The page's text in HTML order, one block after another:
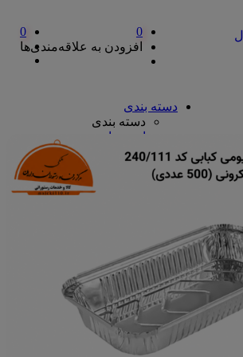
0
افزودن به علاقه‌مندی‌ها
0
دسته بندی
دسته بندی
ادویه‌جات
ادویه‌جات
آویشن
ادویه مخلوط
دارچین
پیازها
پیازها
پوره پیاز
پیاز چیپسی
پیاز سرخ شده
پیاز نگینی
سرکه و آبلیمو